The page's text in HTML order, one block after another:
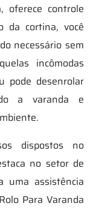
oferece controle
da cortina, você
necessário sem
incômodas
pode desenrolar
a varanda e
dispostos no
no setor de
uma assistência
Para Varanda